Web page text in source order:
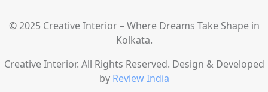
© 2025 Creative Interior – Where Dreams Take Shape in
Kolkata.
Creative Interior. All Rights Reserved. Design & Developed
by Review India